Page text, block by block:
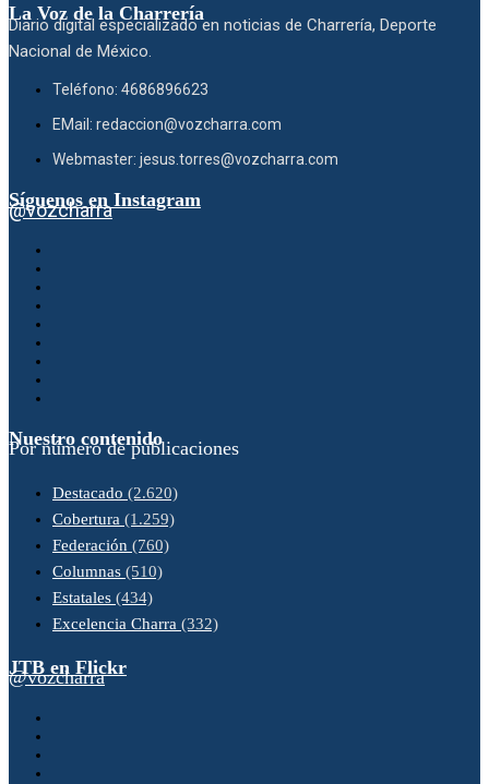
La Voz de la Charrería
Diario digital especializado en noticias de Charrería, Deporte
Nacional de México.
Teléfono: 4686896623
EMail: redaccion@vozcharra.com
Webmaster: jesus.torres@vozcharra.com
Síguenos en Instagram
@vozcharra
Nuestro contenido
Por número de publicaciones
Destacado (2.620)
Cobertura (1.259)
Federación (760)
Columnas (510)
Estatales (434)
Excelencia Charra (332)
JTB en Flickr
@vozcharra